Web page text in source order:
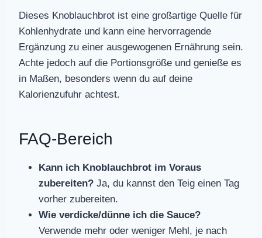
Dieses Knoblauchbrot ist eine großartige Quelle für
Kohlenhydrate und kann eine hervorragende
Ergänzung zu einer ausgewogenen Ernährung sein.
Achte jedoch auf die Portionsgröße und genieße es
in Maßen, besonders wenn du auf deine
Kalorienzufuhr achtest.
FAQ-Bereich
Kann ich Knoblauchbrot im Voraus
zubereiten? Ja, du kannst den Teig einen Tag
vorher zubereiten.
Wie verdicke/dünne ich die Sauce?
Verwende mehr oder weniger Mehl, je nach